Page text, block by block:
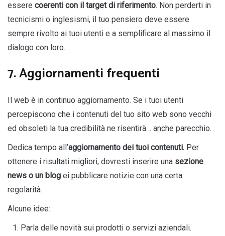
essere coerenti con il target di riferimento. Non perderti in
tecnicismi o inglesismi, il tuo pensiero deve essere
sempre rivolto ai tuoi utenti e a semplificare al massimo il
dialogo con loro.
7. Aggiornamenti frequenti
Il web è in continuo aggiornamento. Se i tuoi utenti
percepiscono che i contenuti del tuo sito web sono vecchi
ed obsoleti la tua credibilità ne risentirà… anche parecchio.
Dedica tempo all’aggiornamento dei tuoi contenuti. Per
ottenere i risultati migliori, dovresti inserire una sezione
news o un blog ei pubblicare notizie con una certa
regolarità.
Alcune idee:
Parla delle novità sui prodotti o servizi aziendali.